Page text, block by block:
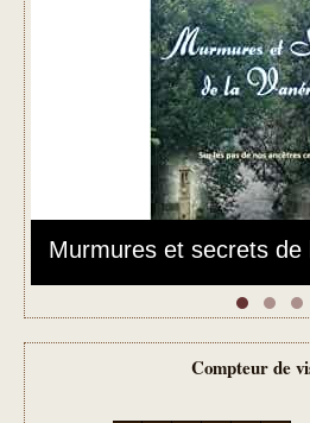
Murmures et secrets de
Compteur de